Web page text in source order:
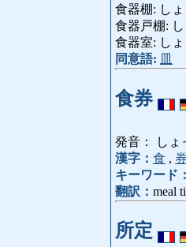
食器棚: しょ
食器戸棚:
食器室: し
同意語: 皿
食券
発音： しょ
漢字： 食 , 券
キーワード：
翻訳： meal
所定